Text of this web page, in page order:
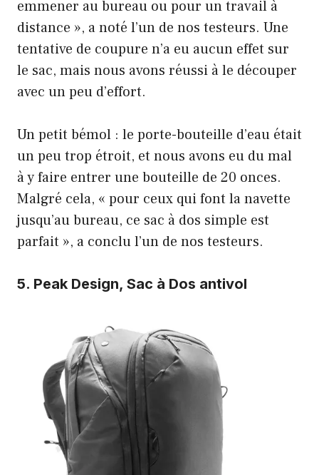
emmener au bureau ou pour un travail à
distance », a noté l’un de nos testeurs. Une
tentative de coupure n’a eu aucun effet sur
le sac, mais nous avons réussi à le découper
avec un peu d’effort.
Un petit bémol : le porte-bouteille d’eau était
un peu trop étroit, et nous avons eu du mal
à y faire entrer une bouteille de 20 onces.
Malgré cela, « pour ceux qui font la navette
jusqu’au bureau, ce sac à dos simple est
parfait », a conclu l’un de nos testeurs.
5. Peak Design, Sac à Dos antivol